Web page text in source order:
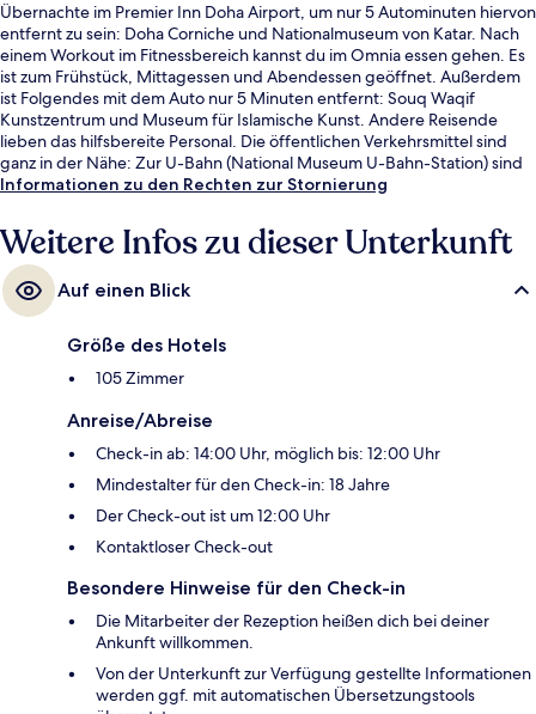
Übernachte im Premier Inn Doha Airport, um nur 5 Autominuten hiervon
entfernt zu sein: Doha Corniche und Nationalmuseum von Katar. Nach
einem Workout im Fitnessbereich kannst du im Omnia essen gehen. Es
ist zum Frühstück, Mittagessen und Abendessen geöffnet. Außerdem
ist Folgendes mit dem Auto nur 5 Minuten entfernt: Souq Waqif
Kunstzentrum und Museum für Islamische Kunst. Andere Reisende
lieben das hilfsbereite Personal. Die öffentlichen Verkehrsmittel sind
ganz in der Nähe: Zur U-Bahn (National Museum U-Bahn-Station) sind
es nur 8 Gehminuten.
Informationen zu den Rechten zur Stornierung
Weitere Infos zu dieser Unterkunft
Auf einen Blick
Größe des Hotels
105 Zimmer
Anreise/Abreise
Check-in ab: 14:00 Uhr, möglich bis: 12:00 Uhr
Mindestalter für den Check-in: 18 Jahre
Der Check-out ist um 12:00 Uhr
Kontaktloser Check-out
Besondere Hinweise für den Check-in
Die Mitarbeiter der Rezeption heißen dich bei deiner
Ankunft willkommen.
Von der Unterkunft zur Verfügung gestellte Informationen
werden ggf. mit automatischen Übersetzungstools